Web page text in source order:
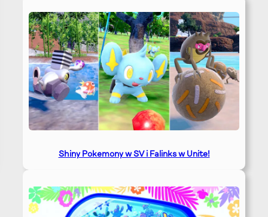
Shiny Pokemony w SV i Falinks w Unite!